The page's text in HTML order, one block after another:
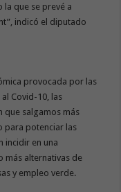
que se prevé a
indicó el diputado
provocada por las
Covid-10, las
que salgamos más
para potenciar las
incidir en una
más alternativas de
y empleo verde.